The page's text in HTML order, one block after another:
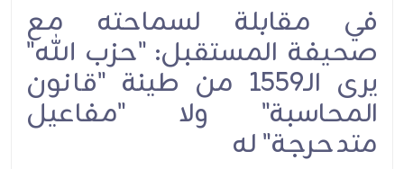
في مقابلة لسماحته مع
صحيفة المستقبل: "حزب الله"
يرى الـ1559 من طينة "قانون
المحاسبة" ولا "مفاعيل
متدحرجة" له